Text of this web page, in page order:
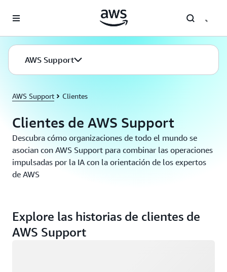
AWS Support
AWS Support Clientes
Clientes de AWS Support
Descubra cómo organizaciones de todo el mundo se
asocian con AWS Support para combinar las operaciones
impulsadas por la IA con la orientación de los expertos
de AWS
Explore las historias de clientes de
AWS Support